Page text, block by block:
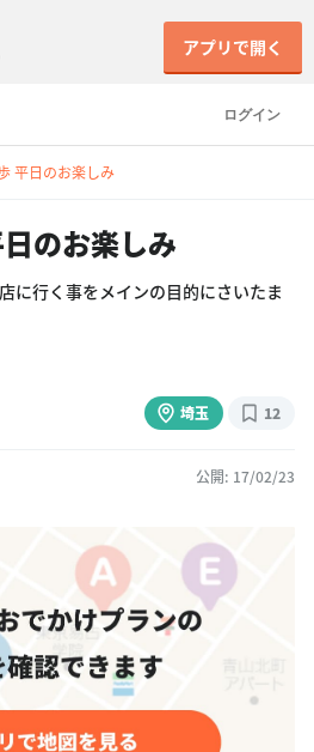
ログイン
アプリで開く
平日のお楽しみ
のお楽しみ
に行く事をメインの目的にさいたま
埼玉 12
公開: 17/02/23